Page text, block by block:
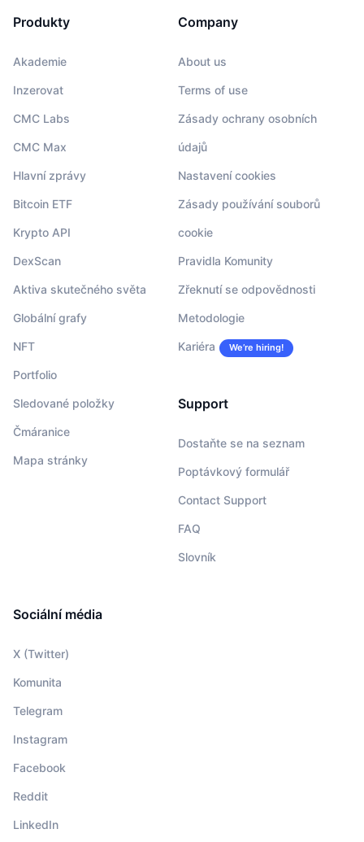
Produkty
Akademie
Inzerovat
CMC Labs
CMC Max
Hlavní zprávy
Bitcoin ETF
Krypto API
DexScan
Aktiva skutečného světa
Globální grafy
NFT
Portfolio
Sledované položky
Čmáranice
Mapa stránky
Company
About us
Terms of use
Zásady ochrany osobních
údajů
Nastavení cookies
Zásady používání souborů
cookie
Pravidla Komunity
Zřeknutí se odpovědnosti
Metodologie
Kariéra We’re hiring!
Support
Dostaňte se na seznam
Poptávkový formulář
Contact Support
FAQ
Slovník
Sociální média
X (Twitter)
Komunita
Telegram
Instagram
Facebook
Reddit
LinkedIn